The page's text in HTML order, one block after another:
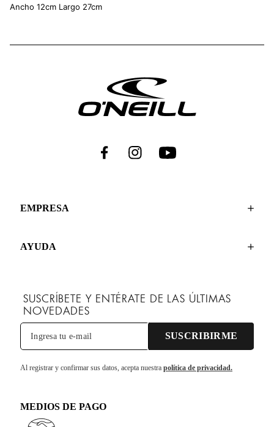
Ancho 12cm Largo 27cm
EMPRESA
AYUDA
SUSCRÍBETE Y ENTÉRATE DE LAS ÚLTIMAS
NOVEDADES
SUSCRIBIRME
Al registrar y confirmar sus datos, acepta nuestra política de privacidad.
MEDIOS DE PAGO